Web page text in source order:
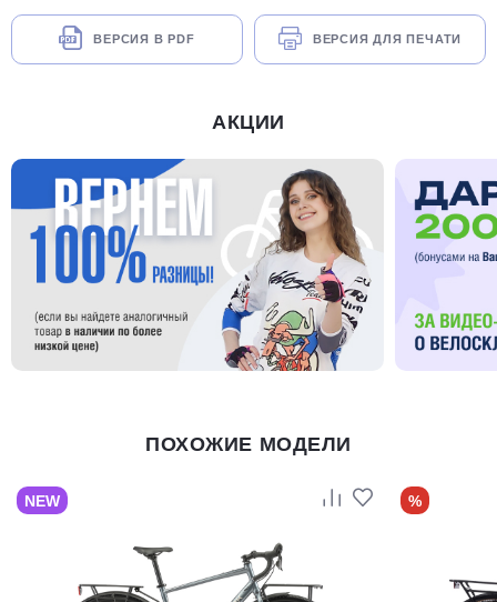
ВЕРСИЯ В PDF ВЕРСИЯ ДЛЯ ПЕЧАТИ
АКЦИИ
ПОХОЖИЕ МОДЕЛИ
NEW %